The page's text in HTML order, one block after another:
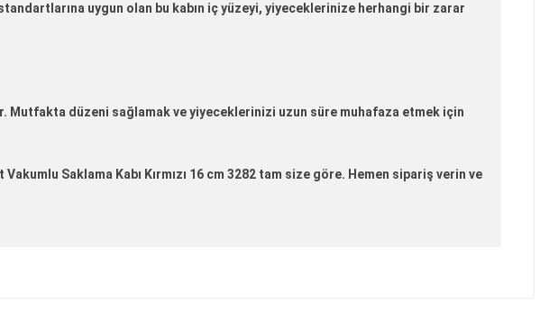
uygun olan bu kabın iç yüzeyi, yiyeceklerinize herhangi bir zarar
Mutfakta düzeni sağlamak ve yiyeceklerinizi uzun süre muhafaza etmek için
Saklama Kabı Kırmızı 16 cm 3282 tam size göre. Hemen sipariş verin ve